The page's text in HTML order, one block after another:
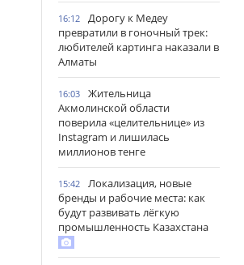
16:12
Дорогу к Медеу
превратили в гоночный трек:
любителей картинга наказали в
Алматы
16:03
Жительница
Акмолинской области
поверила «целительнице» из
Instagram и лишилась
миллионов тенге
15:42
Локализация, новые
бренды и рабочие места: как
будут развивать лёгкую
промышленность Казахстана